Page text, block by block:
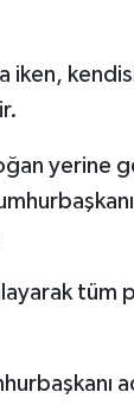
iken,
yerine
tüm